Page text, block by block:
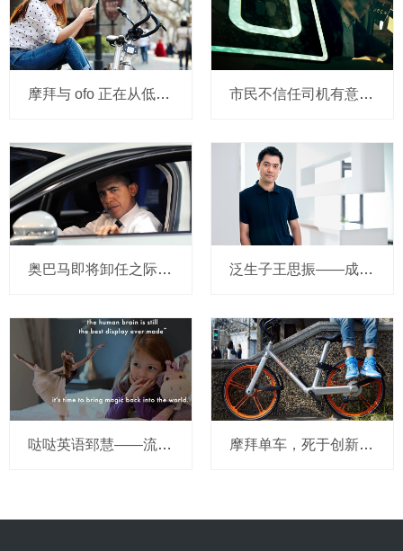
摩拜与 ofo 正在从低端出发颠覆滴滴？三家的机会与风险 市民不信任司机有意见，Uber的匹兹堡自动驾驶路试难度不小，路况也来捣乱
奥巴马即将卸任之际，要让无人驾驶汽车合法化？ 泛生子王思振——成立两年，融资数亿，基因检测如何帮助人类战胜癌症？
哒哒英语郅慧——流量这杯毒酒，你还喝吗？ 摩拜单车，死于创新的一百万种方式